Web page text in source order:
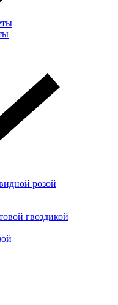
розой
гвоздикой